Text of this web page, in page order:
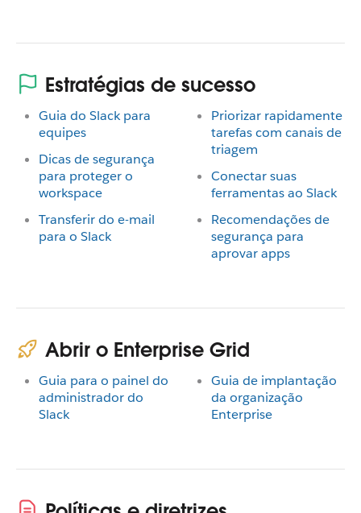
Estratégias de sucesso
Guia do Slack para
equipes
Dicas de segurança
para proteger o
workspace
Transferir do e-mail
para o Slack
Priorizar rapidamente
tarefas com canais de
triagem
Conectar suas
ferramentas ao Slack
Recomendações de
segurança para
aprovar apps
Abrir o Enterprise Grid
Guia para o painel do
administrador do
Slack
Guia de implantação
da organização
Enterprise